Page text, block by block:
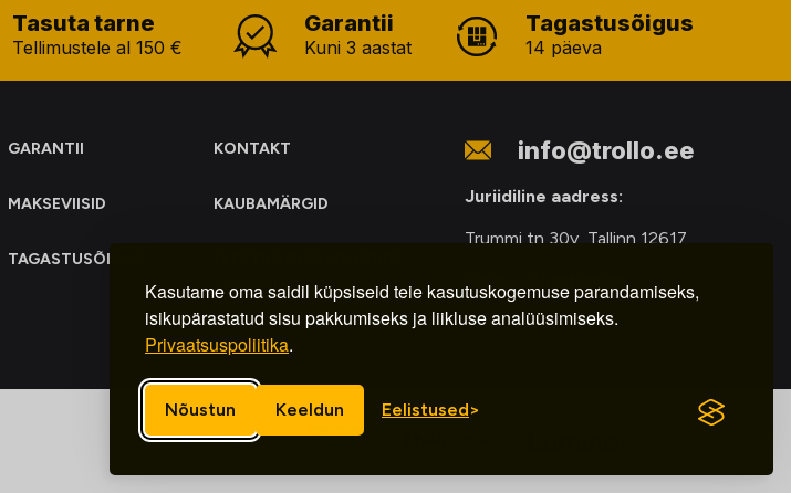
Kasutame oma saidil küpsiseid teie kasutuskogemuse parandamiseks,
isikupärastatud sisu pakkumiseks ja liikluse analüüsimiseks.
Privaatsuspoliitika.
Nõustun Keeldun Eelistused
Tasuta tarne
Tellimustele al 150 €
Garantii
Kuni 3 aastat
Tagastusõigus
14 päeva
GARANTII KONTAKT
MAKSEVIISID KAUBAMÄRGID
TAGASTUSÕIGUS
KOGUMINE
info@trollo.ee
Juriidiline aadress:
Trummi tn 30y, Tallinn 12617
Kauba väljastamine:
E-R – 9.00 – 18.00